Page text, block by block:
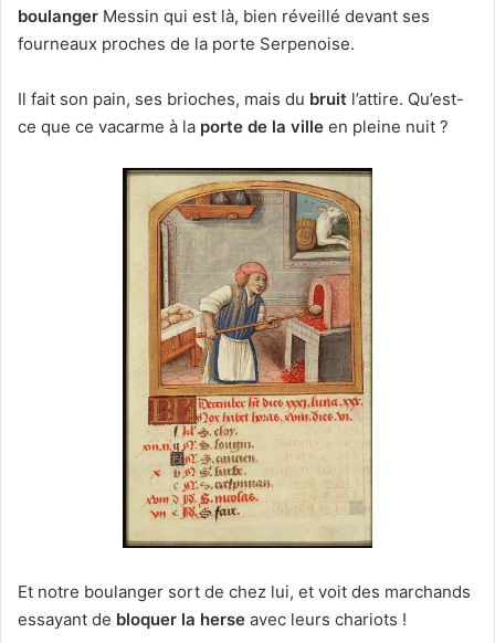
boulanger Messin qui est là, bien réveillé devant ses
fourneaux proches de la porte Serpenoise.
Il fait son pain, ses brioches, mais du bruit l’attire. Qu’est-
ce que ce vacarme à la porte de la ville en pleine nuit ?
Et notre boulanger sort de chez lui, et voit des marchands
essayant de bloquer la herse avec leurs chariots !